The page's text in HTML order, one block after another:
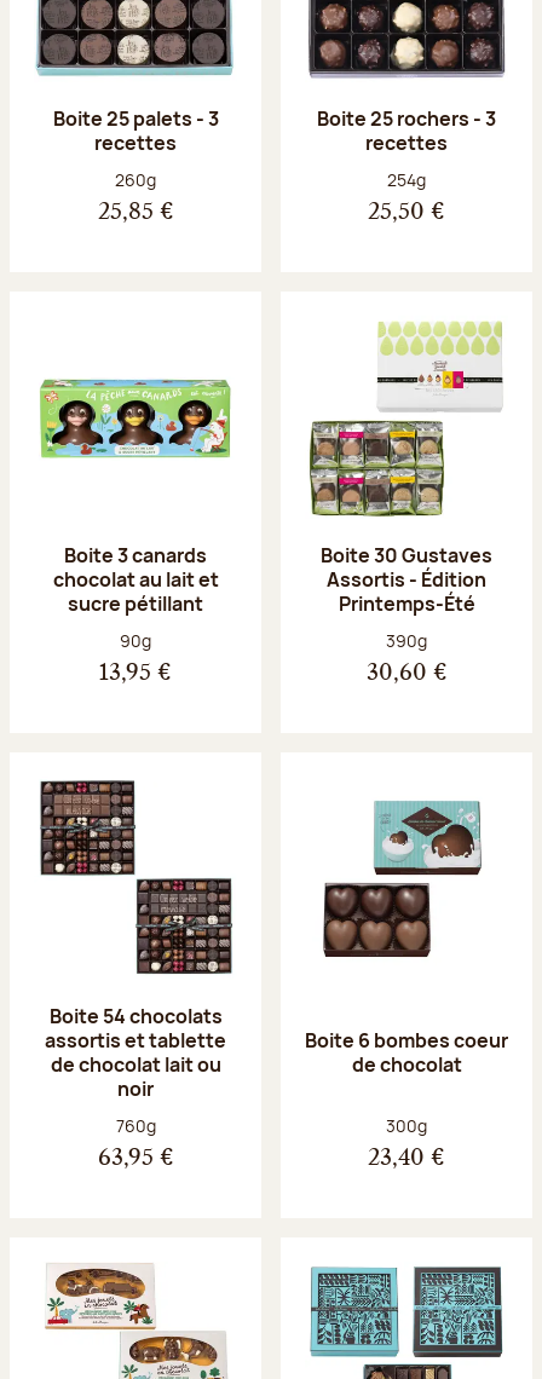
Boite 25 palets - 3
recettes
Poids net :
260g
25,85 €
Boite 25 rochers - 3
recettes
Poids net :
254g
25,50 €
Boite 3 canards
chocolat au lait et
sucre pétillant
Poids net :
90g
13,95 €
Boite 30 Gustaves
Assortis - Édition
Printemps-Été
Poids net :
390g
30,60 €
Boite 54 chocolats
assortis et tablette
de chocolat lait ou
noir
Poids net :
760g
63,95 €
Boite 6 bombes coeur
de chocolat
Poids net :
300g
23,40 €